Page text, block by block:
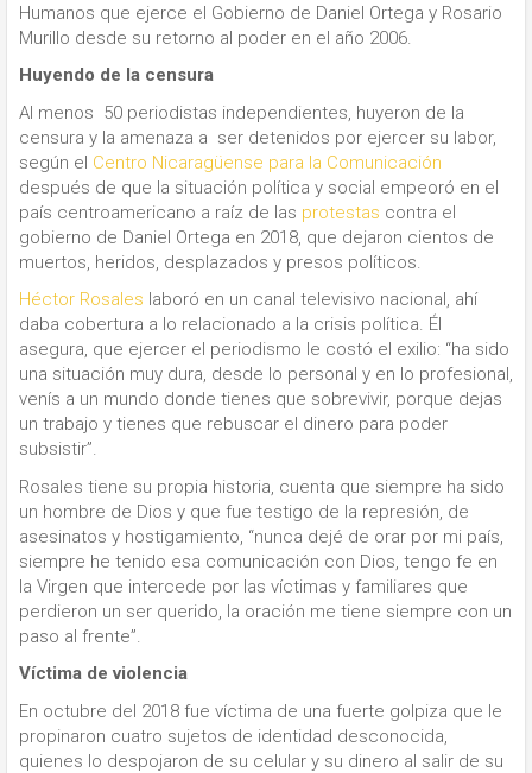
Humanos que ejerce el Gobierno de Daniel Ortega y Rosario
Murillo desde su retorno al poder en el año 2006.
Huyendo de la censura
Al menos 50 periodistas independientes, huyeron de la
censura y la amenaza a ser detenidos por ejercer su labor,
según el Centro Nicaragüense para la Comunicación
después de que la situación política y social empeoró en el
país centroamericano a raíz de las protestas contra el
gobierno de Daniel Ortega en 2018, que dejaron cientos de
muertos, heridos, desplazados y presos políticos.
Héctor Rosales laboró en un canal televisivo nacional, ahí
daba cobertura a lo relacionado a la crisis política. Él
asegura, que ejercer el periodismo le costó el exilio: “ha sido
una situación muy dura, desde lo personal y en lo profesional,
venís a un mundo donde tienes que sobrevivir, porque dejas
un trabajo y tienes que rebuscar el dinero para poder
subsistir”.
Rosales tiene su propia historia, cuenta que siempre ha sido
un hombre de Dios y que fue testigo de la represión, de
asesinatos y hostigamiento, “nunca dejé de orar por mi país,
siempre he tenido esa comunicación con Dios, tengo fe en
la Virgen que intercede por las víctimas y familiares que
perdieron un ser querido, la oración me tiene siempre con un
paso al frente”.
Víctima de violencia
En octubre del 2018 fue víctima de una fuerte golpiza que le
propinaron cuatro sujetos de identidad desconocida,
quienes lo despojaron de su celular y su dinero al salir de su